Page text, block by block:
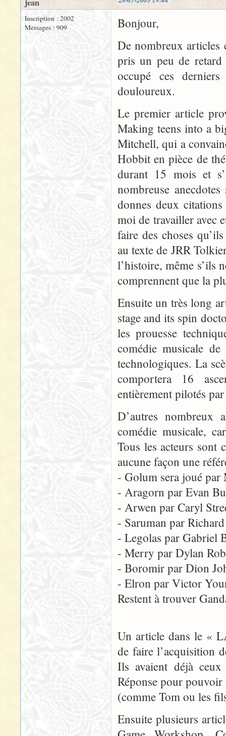
jean
Inscription : 2002
Messages : 909
Bonjour,
De nombreux articles
pris un peu de retard
occupé ces
douloureux.
Le premier article
Making teens into a
Mitchell, qui a
Hobbit en pièce de
durant 15 mois et
nombreuse
donnes deux
moi de travailler avec
faire des choses
au texte de JRR
l’histoire, même s’ils
comprennent que la
Ensuite un très long
stage and its spin
les prouesse
comédie musicale
technologiques. La
comportera 16
entièrement pilotés
D’autres nombreux
comédie musicale,
Tous les acteurs sont
aucune façon une
- Golum sera joué
- Aragorn par Evan
- Arwen par Caryl
- Saruman par
- Legolas par Gabriel
- Merry par Dylan
- Boromir par Dion
- Elron par Victor
Restent à trouver
Un article dans le «
de faire l’acquisition
Ils avaient déjà
Réponse pour
(comme Tom ou les
Ensuite plusieurs